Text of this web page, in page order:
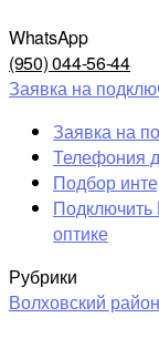
WhatsApp
(950) 044-56-44
Заявка на
Заявка на
Телефония
Подбор
Подключить
оптике
Рубрики
Волховский район